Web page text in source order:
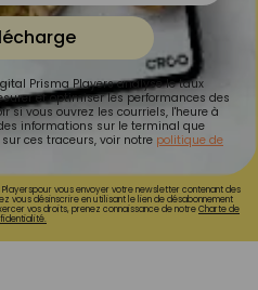
Prisma Players analyse le taux
et optimiser les performances des
si vous ouvrez les courriels, l'heure à
informations sur le terminal que
ces traceurs, voir notre politique de
vous envoyer votre newsletter contenant des
vous désinscrire en utilisant le lien de désabonnement
vos droits, prenez connaissance de notreCharte de